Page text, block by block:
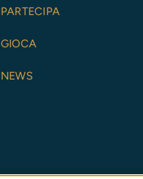
PARTECIPA
GIOCA
NEWS